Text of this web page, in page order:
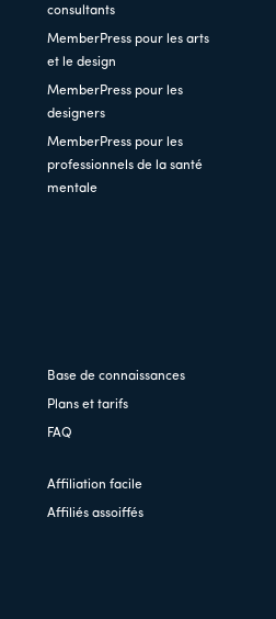
consultants
MemberPress pour les arts
et le design
MemberPress pour les
designers
MemberPress pour les
professionnels de la santé
mentale
Base de connaissances
Plans et tarifs
FAQ
Affiliation facile
Affiliés assoiffés